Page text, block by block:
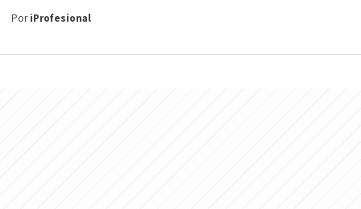
PoriProfesional